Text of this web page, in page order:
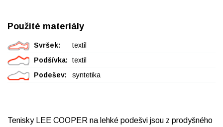
Použité materiály
Svršek:
textil
Podšívka:
textil
Podešev:
syntetika
Tenisky LEE COOPER na lehké podešvi jsou z prodyšného